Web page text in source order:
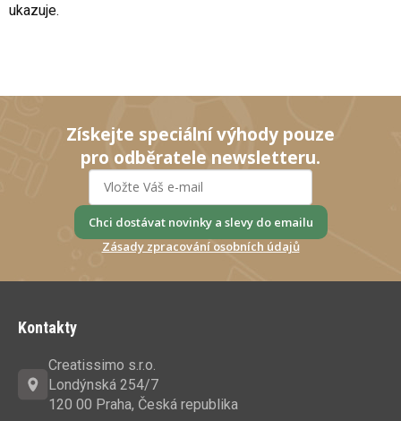
ukazuje.
Získejte speciální výhody pouze
pro odběratele newsletteru.
Chci dostávat novinky a slevy do emailu
Zásady zpracování osobních údajů
Kontakty
Creatissimo s.r.o.
Londýnská 254/7
120 00 Praha, Česká republika